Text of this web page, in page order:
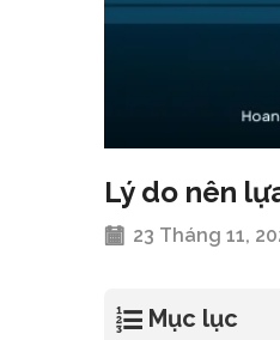
Lý do nên
23 Tháng 11,
Mục lục